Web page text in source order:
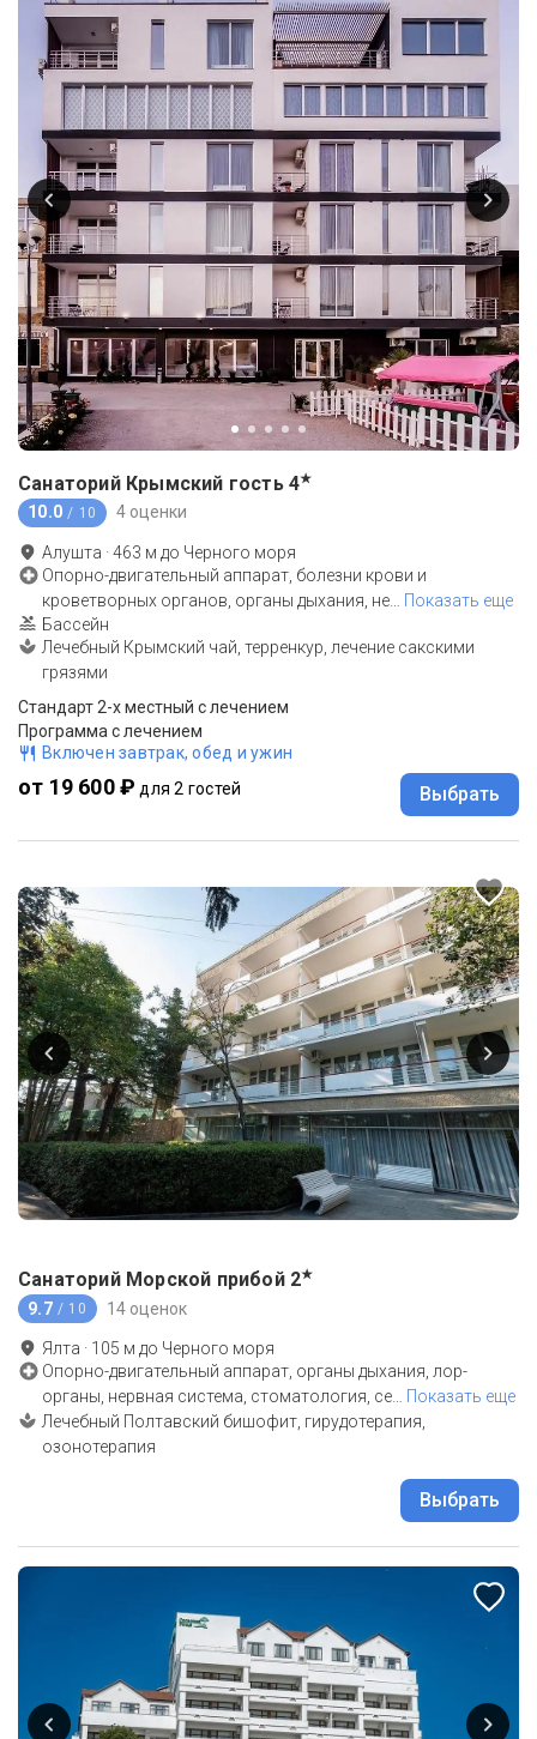
Санаторий Крымский гость 4★
10.0 / 10 4 оценки
Алушта ·463 м до Черного моря
Опорно-двигательный аппарат, болезни крови и
кроветворных органов, органы дыхания, не
Показать еще
Бассейн
Лечебный Крымский чай, терренкур, лечение сакскими
грязями
Стандарт 2-х местный с лечением
Программа с лечением
Включен завтрак, обед и ужин
от 19 600 ₽ для 2 гостей Выбрать
Санаторий Морской прибой 2★
9.7 / 10 14 оценок
Ялта · 105 м до Черного моря
Опорно-двигательный аппарат, органы дыхания, лор-
органы, нервная система, стоматология, се… Показать еще
Лечебный Полтавский бишофит, гирудотерапия,
озонотерапия
Выбрать